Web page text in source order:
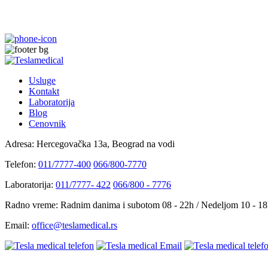
Usluge
Kontakt
Laboratorija
Blog
Cenovnik
Adresa: Hercegovačka 13a, Beograd na vodi
Telefon: 011/7777-400 066/800-7770
Laboratorija: 011/7777- 422 066/800 - 7776
Radno vreme: Radnim danima i subotom 08 - 22h / Nedeljom 10 -
Email: office@teslamedical.rs